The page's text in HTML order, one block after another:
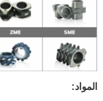
المواد: